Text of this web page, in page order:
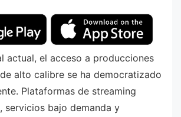
actual, el acceso a producciones
alto calibre se ha democratizado
Plataformas de streaming
servicios bajo demanda y